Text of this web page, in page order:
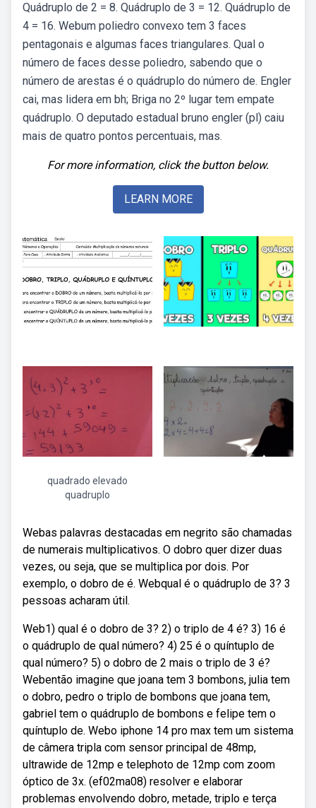
Quádruplo de 2 = 8. Quádruplo de 3 = 12. Quádruplo de
4 = 16. Webum poliedro convexo tem 3 faces
pentagonais e algumas faces triangulares. Qual o
número de faces desse poliedro, sabendo que o
número de arestas é o quádruplo do número de. Engler
cai, mas lidera em bh; Briga no 2º lugar tem empate
quádruplo. O deputado estadual bruno engler (pl) caiu
mais de quatro pontos percentuais, mas.
For more information, click the button below.
LEARN MORE
quadrado elevado
quadruplo
Webas palavras destacadas em negrito são chamadas
de numerais multiplicativos. O dobro quer dizer duas
vezes, ou seja, que se multiplica por dois. Por
exemplo, o dobro de é. Webqual é o quádruplo de 3? 3
pessoas acharam útil.
Web1) qual é o dobro de 3? 2) o triplo de 4 é? 3) 16 é
o quádruplo de qual número? 4) 25 é o quíntuplo de
qual número? 5) o dobro de 2 mais o triplo de 3 é?
Webentão imagine que joana tem 3 bombons, julia tem
o dobro, pedro o triplo de bombons que joana tem,
gabriel tem o quádruplo de bombons e felipe tem o
quíntuplo de. Webo iphone 14 pro max tem um sistema
de câmera tripla com sensor principal de 48mp,
ultrawide de 12mp e telephoto de 12mp com zoom
óptico de 3x. (ef02ma08) resolver e elaborar
problemas envolvendo dobro, metade, triplo e terça